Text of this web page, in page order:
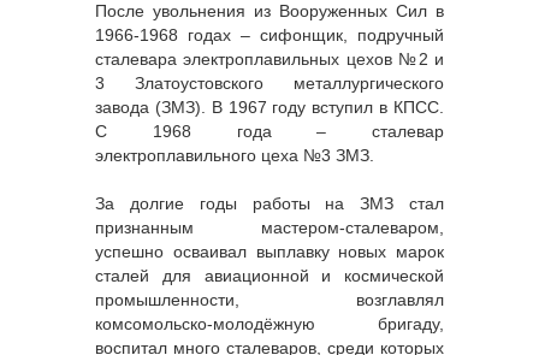
После увольнения из Вооруженных Сил в
1966-1968 годах – сифонщик, подручный
сталевара электроплавильных цехов №2 и
3 Златоустовского металлургического
завода (ЗМЗ). В 1967 году вступил в КПСС.
С 1968 года – сталевар
электроплавильного цеха №3 ЗМЗ.
За долгие годы работы на ЗМЗ стал
признанным мастером-сталеваром,
успешно осваивал выплавку новых марок
сталей для авиационной и космической
промышленности, возглавлял
комсомольско-молодёжную бригаду,
воспитал много сталеваров, среди которых